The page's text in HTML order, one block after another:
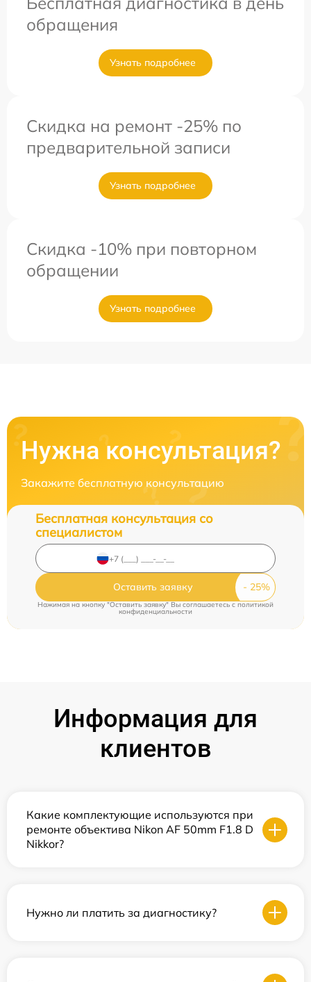
обращения
Узнать подробнее
Скидка на ремонт -25% по
предварительной записи
Узнать подробнее
Скидка -10% при повторном
обращении
Узнать подробнее
Нужна консультация?
Закажите бесплатную консультацию
Бесплатная консультация со
специалистом
Оставить заявку
Нажимая на кнопку "Оставить заявку" Вы соглашаетесь cполитикой
конфиденциальности
Информация для
клиентов
Какие комплектующие используются при
ремонте объектива Nikon AF 50mm F1.8 D
Nikkor?
Нужно ли платить за диагностику?